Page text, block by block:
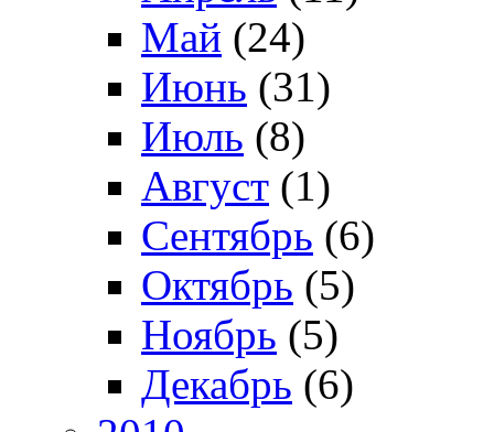
Май (24)
Июнь (31)
Июль (8)
Август (1)
Сентябрь (6)
Октябрь (5)
Ноябрь (5)
Декабрь (6)